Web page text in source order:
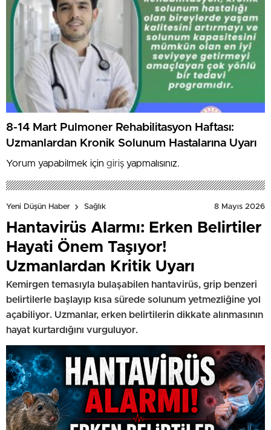
8-14 Mart Pulmoner Rehabilitasyon Haftası:
Uzmanlardan Kronik Solunum Hastalarına Uyarı
Yorum yapabilmek için giriş yapmalısınız.
Yeni Düşün Haber Sağlık 8 Mayıs 2026
Hantavirüs Alarmı: Erken Belirtiler
Hayati Önem Taşıyor!
Uzmanlardan Kritik Uyarı
Kemirgen temasıyla bulaşabilen hantavirüs, grip benzeri
belirtilerle başlayıp kısa sürede solunum yetmezliğine yol
açabiliyor. Uzmanlar, erken belirtilerin dikkate alınmasının
hayat kurtardığını vurguluyor.